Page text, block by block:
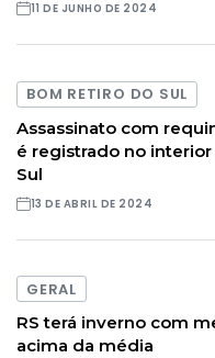
11 DE JUNHO DE 2024
BOM RETIRO DO SUL
Assassinato com
é registrado no
Sul
13 DE ABRIL DE 2024
GERAL
RS terá inverno com
acima da média